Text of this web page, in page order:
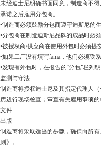
未经迪士尼明确书面同意，制造商不
承诺之后雇用分包商。
•制造商必须鼓励分包商遵守迪斯尼的
•分包商在制造迪斯尼品牌的成品时必
•被授权商/供应商在使用外包时必须提
•如果工厂没有填写fama，他们必须联
•发现有外包时，在报告的“分包”栏列
监测与守法
制造商将授权迪士尼及其指定代理人
房进行现场检查；审查有关雇用事项
文件
出版
制造商将采取适当的步骤，确保向所
则》。